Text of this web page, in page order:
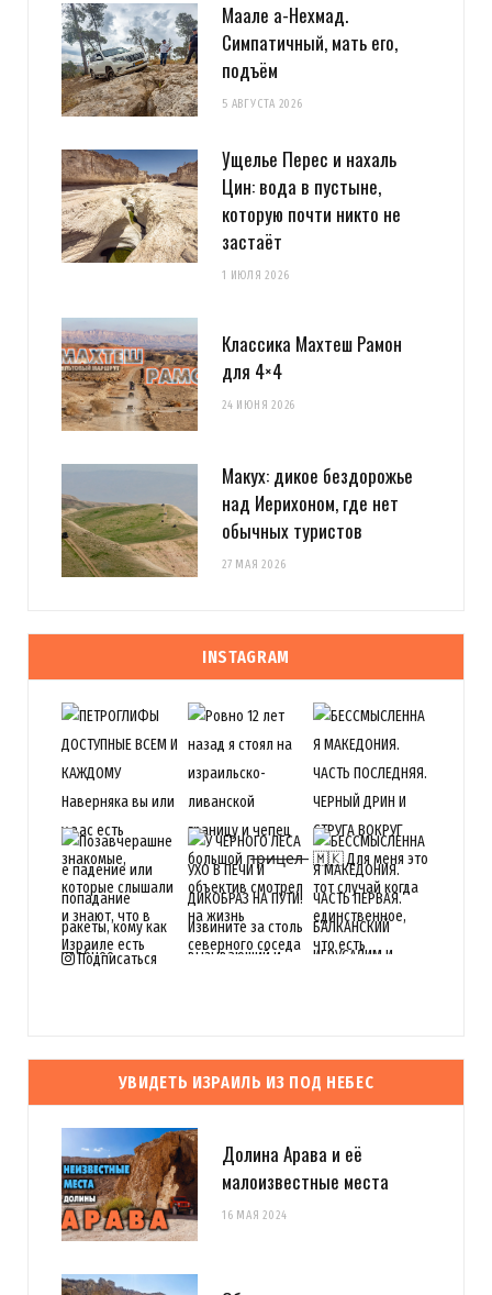
Маале а-Нехмад.
Симпатичный, мать его,
подъём
5 АВГУСТА 2026
Ущелье Перес и нахаль
Цин: вода в пустыне,
которую почти никто не
застаёт
1 ИЮЛЯ 2026
Классика Махтеш Рамон
для 4×4
24 ИЮНЯ 2026
Макух: дикое бездорожье
над Иерихоном, где нет
обычных туристов
27 МАЯ 2026
INSTAGRAM
Подписаться
УВИДЕТЬ ИЗРАИЛЬ ИЗ ПОД НЕБЕС
Долина Арава и её
малоизвестные места
16 МАЯ 2024